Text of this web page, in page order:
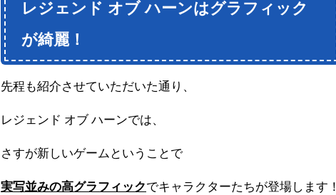
レジェンド オブ ハーンはグラフィック
が綺麗！
先程も紹介させていただいた通り、
レジェンド オブ ハーンでは、
さすが新しいゲームということで
実写並みの高グラフィックでキャラクターたちが登場します！